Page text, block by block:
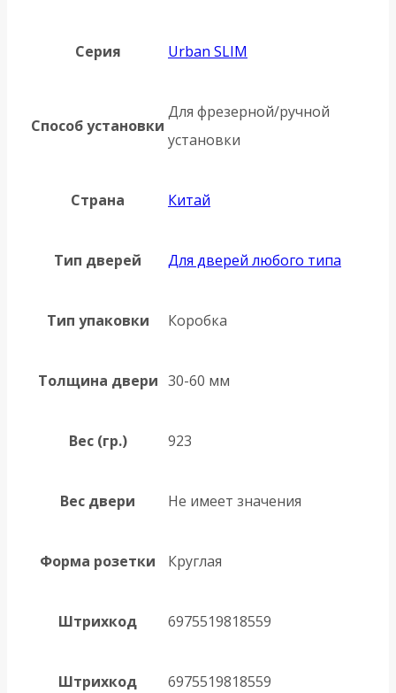
Серия Urban SLIM
Способ установки
Для фрезерной/ручной
установки
Страна Китай
Тип дверей Для дверей любого типа
Тип упаковки Коробка
Толщина двери 30-60 мм
Вес (гр.) 923
Вес двери Не имеет значения
Форма розетки Круглая
Штрихкод 6975519818559
Штрихкод 6975519818559